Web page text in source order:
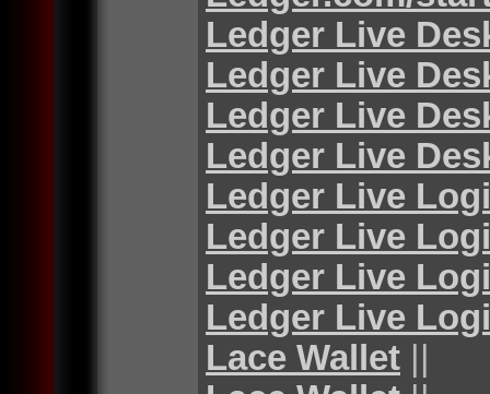
Ledger Live
Ledger Live
Ledger Live
Ledger Live
Ledger Live
Ledger Live
Ledger Live
Ledger Live
Lace Wallet ||